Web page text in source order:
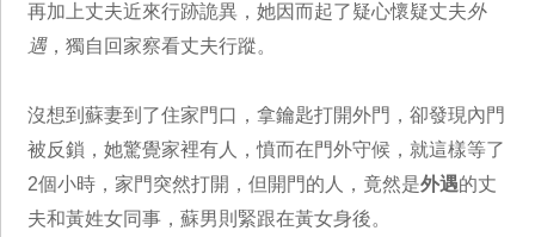
再加上丈夫近來行跡詭異，她因而起了疑心懷疑丈夫外
遇，獨自回家察看丈夫行蹤。
沒想到蘇妻到了住家門口，拿鑰匙打開外門，卻發現內門
被反鎖，她驚覺家裡有人，憤而在門外守候，就這樣等了
2個小時，家門突然打開，但開門的人，竟然是外遇的丈
夫和黃姓女同事，蘇男則緊跟在黃女身後。